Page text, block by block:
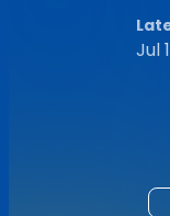
Jul